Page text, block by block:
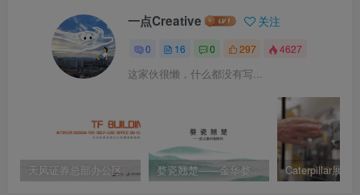
一点Creative 关注
0 16 0 297 4627
这家伙很懒，什么都没有写...
天风证券总部办公区精装修室内设计效果图方案 婺瓷翘楚——金华婺州窑陈列博物馆-武义婺州窑陈列方案